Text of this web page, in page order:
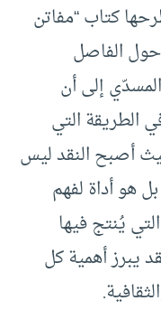
كتاب “مفاتن
حول الفاصل
إلى أن
الطريقة التي
أصبح النقد ليس
هو أداة لفهم
يُنتج فيها
يبرز أهمية كل